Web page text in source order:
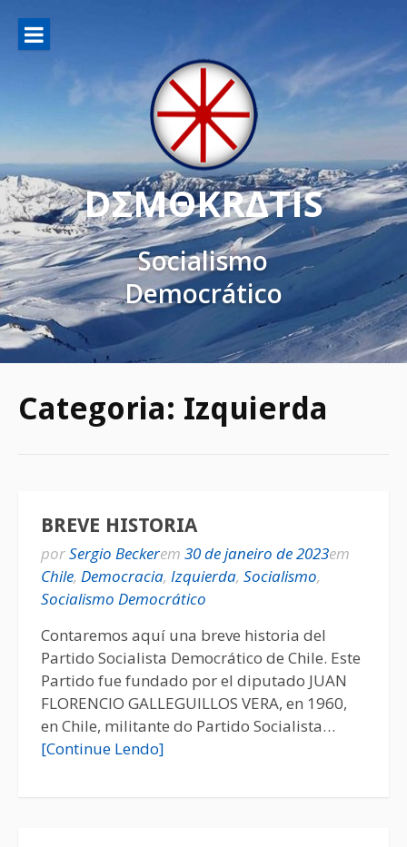
DΣMΘKRΔTIS
Socialismo
Democrático
Categoria: Izquierda
BREVE HISTORIA
porSergio Beckerem 30 de janeiro de 2023em
Chile, Democracia, Izquierda, Socialismo,
Socialismo Democrático
Contaremos aquí una breve historia del
Partido Socialista Democrático de Chile. Este
Partido fue fundado por el diputado JUAN
FLORENCIO GALLEGUILLOS VERA, en 1960,
en Chile, militante do Partido Socialista…
[Continue Lendo]